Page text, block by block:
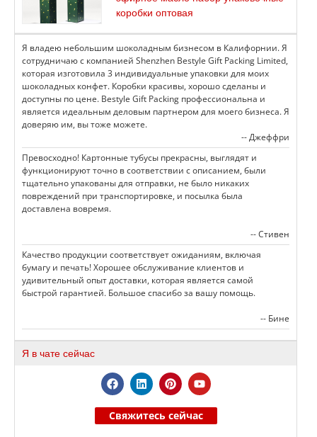
коробки оптовая
Я владею небольшим шоколадным бизнесом в Калифорнии. Я
сотрудничаю с компанией Shenzhen Bestyle Gift Packing Limited,
которая изготовила 3 индивидуальные упаковки для моих
шоколадных конфет. Коробки красивы, хорошо сделаны и
доступны по цене. Bestyle Gift Packing профессиональна и
является идеальным деловым партнером для моего бизнеса. Я
доверяю им, вы тоже можете.
-- Джеффри
Превосходно! Картонные тубусы прекрасны, выглядят и
функционируют точно в соответствии с описанием, были
тщательно упакованы для отправки, не было никаких
повреждений при транспортировке, и посылка была
доставлена вовремя.
-- Стивен
Качество продукции соответствует ожиданиям, включая
бумагу и печать! Хорошее обслуживание клиентов и
удивительный опыт доставки, которая является самой
быстрой гарантией. Большое спасибо за вашу помощь.
-- Бине
Я в чате сейчас
Свяжитесь сейчас